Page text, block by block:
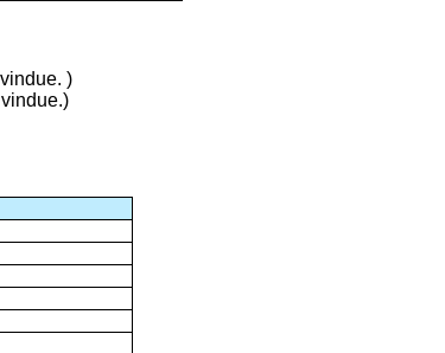
)